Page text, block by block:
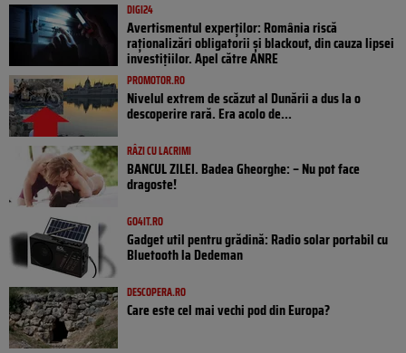
DIGI24
Avertismentul experților: România riscă
raționalizări obligatorii și blackout, din cauza lipsei
investițiilor. Apel către ANRE
PROMOTOR.RO
Nivelul extrem de scăzut al Dunării a dus la o
descoperire rară. Era acolo de...
RÂZI CU LACRIMI
BANCUL ZILEI. Badea Gheorghe: – Nu pot face
dragoste!
GO4IT.RO
Gadget util pentru grădină: Radio solar portabil cu
Bluetooth la Dedeman
DESCOPERA.RO
Care este cel mai vechi pod din Europa?